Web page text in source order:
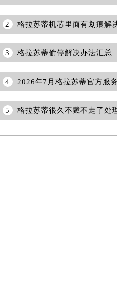
2
3 格拉苏蒂偷停解决办法汇总
4
5